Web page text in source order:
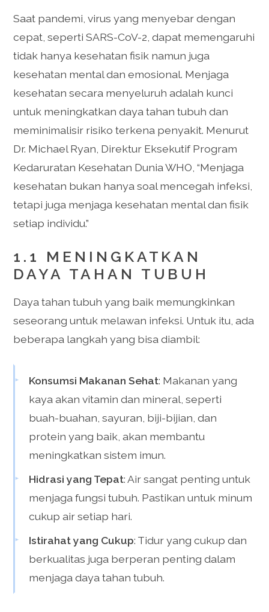
Saat pandemi, virus yang menyebar dengan
cepat, seperti SARS-CoV-2, dapat memengaruhi
tidak hanya kesehatan fisik namun juga
kesehatan mental dan emosional. Menjaga
kesehatan secara menyeluruh adalah kunci
untuk meningkatkan daya tahan tubuh dan
meminimalisir risiko terkena penyakit. Menurut
Dr. Michael Ryan, Direktur Eksekutif Program
Kedaruratan Kesehatan Dunia WHO, “Menjaga
kesehatan bukan hanya soal mencegah infeksi,
tetapi juga menjaga kesehatan mental dan fisik
setiap individu.”
1.1 MENINGKATKAN
DAYA TAHAN TUBUH
Daya tahan tubuh yang baik memungkinkan
seseorang untuk melawan infeksi. Untuk itu, ada
beberapa langkah yang bisa diambil:
Konsumsi Makanan Sehat: Makanan yang
kaya akan vitamin dan mineral, seperti
buah-buahan, sayuran, biji-bijian, dan
protein yang baik, akan membantu
meningkatkan sistem imun.
Hidrasi yang Tepat: Air sangat penting untuk
menjaga fungsi tubuh. Pastikan untuk minum
cukup air setiap hari.
Istirahat yang Cukup: Tidur yang cukup dan
berkualitas juga berperan penting dalam
menjaga daya tahan tubuh.